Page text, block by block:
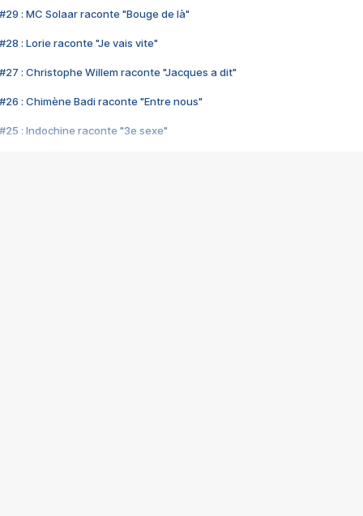
#29 : MC Solaar raconte "Bouge de là"
#28 : Lorie raconte "Je vais vite"
#27 : Christophe Willem raconte "Jacques a dit"
#26 : Chimène Badi raconte "Entre nous"
#25 : Indochine raconte "3e sexe"